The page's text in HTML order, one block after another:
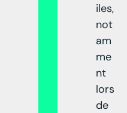
iles,
not
am
me
nt
lors
de